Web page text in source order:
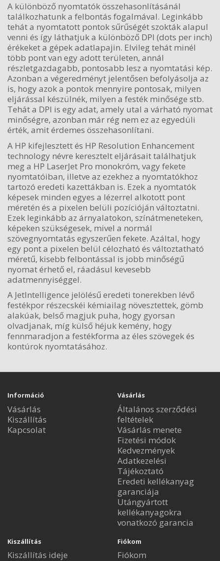
A különböző nyomtatók összehasonlításánál
találkozhatunk a felbontás fogalmával. Leginkább
tehát a nyomtatott pontok sűrűségét szokták alapul
venni és így láthatjuk a különböző DPI (dots per inch)
érékeket a gépek adatlapajin. Elvileg tehát minél
több pont van egy adott területen, annál
részletgazdagabb, pontosabb lesz a nyomtatási kép.
Azonban a végeredményt jelentősen befolyásolja az
is, hogy azok a pontok mennyire pontosak, milyen
eljárással készülnék, milyen a festék minősége stb.
Tehát a DPI is egy adat, amely utal a várható nyomat
minőségre, azonban már rég nem ez az egyedüli
érték, amit érdemes összehasonlítani.
A HP kifejlesztett és HP Resolution Enhancement
technology névre keresztelt eljárásait találhatjuk
meg a HP LaserJet Pro monokróm, vagy fekete
nyomtatóiban, illetve az ezekhez a nyomtatókhoz
tartozó eredeti kazettákban is. Ezek a nyomtatók
képesek minden egyes a lézerrel alkotott pont
méretén és a pixelen belüli pozícióján változtatni.
Ezek leginkább az árnyalatokon, színátmeneteken,
képeken szükségesek, mivel a normál
szövegnyomtatás egyszerűen fekete. Azáltal, hogy
egy pont a pixelen belül célozható és változtatható
méretű, kisebb felbontással is jobb minőségű
nyomat érhető el, ráadásul kevesebb
adatmennyiséggel.
A JetIntelligence jelölésű eredeti tonerekben lévő
festékpor részecskéi kémiailag növesztettek, gömb
alakúak, belső magjuk puha, hogy gyorsan
olvadjanak, míg külső héjuk kemény, hogy
fennmaradjon a festékforma az éles szövegek és
kontúrok nyomtatásához.
Információ
Vásárlás
Kiszállítás
Kapcsolat
Vásárlás
Általános szerződési
feltételek
Vásárlás menete
Fizetési módok
Kedvezmények
Adatkezelési
Tájékoztató
Eredeti kellékanyag
garanciája
Utángyártott
kellékanyagokra
vonatkozó garancia
Kiszállítás
Kiszállítás ideje
Fiókom
Fiókom